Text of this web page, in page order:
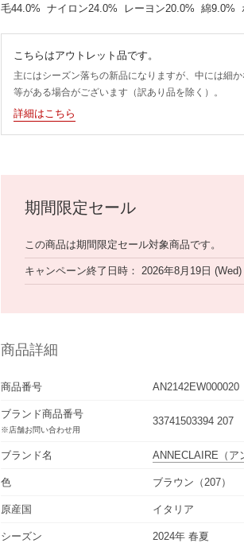
毛44.0% ナイロン24.0% レーヨン20.0% 綿9.0%
こちらはアウトレット品です。
主にはシーズン落ちの新品になりますが、中には細
等がある場合がございます（訳あり品を除く）。
詳細はこちら
期間限定セール
この商品は期間限定セール対象商品です。
キャンペーン終了日時 2026年8月19日
商品詳細
商品番号 AN2142EW000020
ブランド商品番号
※店舗お問い合わせ用
33741503394 207
ブランド名 ANNECLAIRE （
色 ブラウン（207）
原産国 イタリア
シーズン 2024年 春夏